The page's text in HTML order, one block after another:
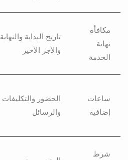
مكافأة
نهاية
الخدمة
تاريخ البداية والنهاية
والأجر الأخير
ساعات
إضافية
الحضور والتكليفات
والرسائل
شرط